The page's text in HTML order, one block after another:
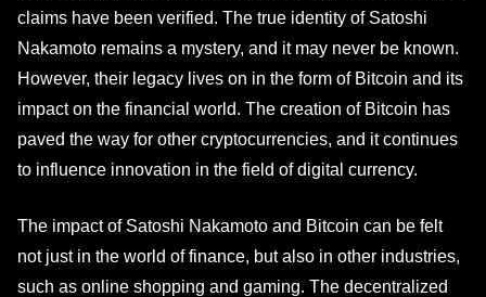
claims have been verified. The true identity of Satoshi
Nakamoto remains a mystery, and it may never be known.
However, their legacy lives on in the form of Bitcoin and its
impact on the financial world. The creation of Bitcoin has
paved the way for other cryptocurrencies, and it continues
to influence innovation in the field of digital currency.
The impact of Satoshi Nakamoto and Bitcoin can be felt
not just in the world of finance, but also in other industries,
such as online shopping and gaming. The decentralized